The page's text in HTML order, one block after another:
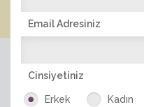
Email Adresiniz
Cinsiyetiniz
Erkek Kadın